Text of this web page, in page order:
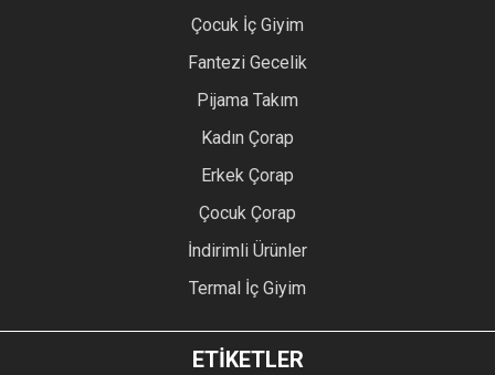
Çocuk İç Giyim
Fantezi Gecelik
Pijama Takım
Kadın Çorap
Erkek Çorap
Çocuk Çorap
İndirimli Ürünler
Termal İç Giyim
ETİKETLER